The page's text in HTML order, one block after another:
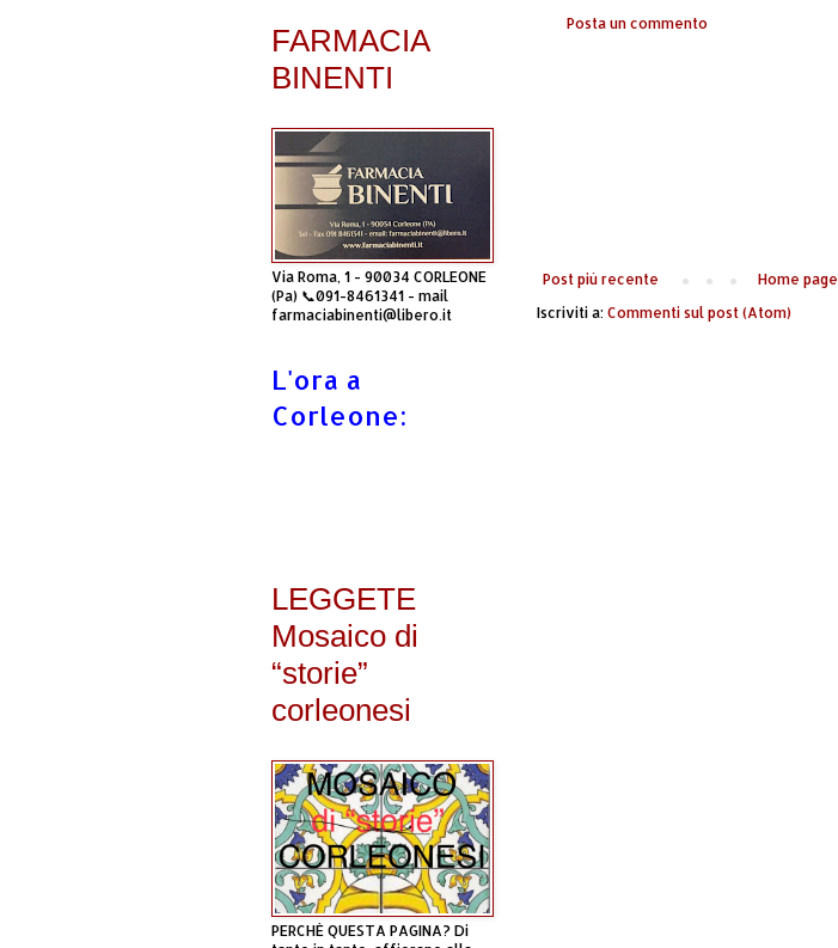
Posta un commento
Post più recente
Home page
Iscriviti a: Commenti sul post (Atom)
FARMACIA
BINENTI
Via Roma, 1 - 90034 CORLEONE
(Pa) 📞091-8461341 - mail
farmaciabinenti@libero.it
L'ora a
Corleone:
LEGGETE
Mosaico di
“storie”
corleonesi
PERCHÈ QUESTA PAGINA? Di